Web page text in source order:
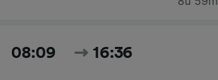
08:09 16:36